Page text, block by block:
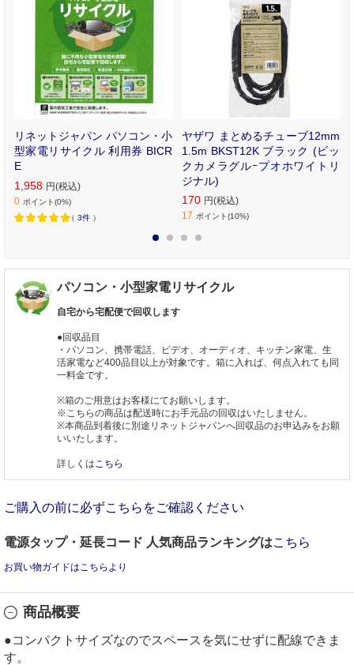
リネットジャパン パソコン・小
型家電リサイクル 利用券 BICR
E
1,958 円(税込)
0 ポイント(0%)
（ 3件 ）
ヤザワ まとめるチューブ12mm
1.5m BKST12K ブラック (ビッ
クカメラグルｰプオホワイトリ
ジナル)
170 円(税込)
17 ポイント(10%)
パソコン・小型家電リサイクル
自宅から宅配便で回収します
●回収品目
・パソコン、携帯電話、ビデオ、オーディオ、キッチン家電、生
活家電など400品目以上が対象です。箱に入れば、何点入れても同
一料金です。
※箱のご用意はお客様にてお願いします。
※こちらの商品は配送時にお手元品の回収はいたしません。
※本商品到着後に別途リネットジャパンへ回収品のお申込みをお願
いいたします。
詳しくは こちら
ご購入の前に必ずこちらをご確認ください
電源タップ・延長コード 人気商品ランキングはこちら
お買い物ガイドはこちらより
商品概要
●コンパクトサイズなのでスペースを気にせずに配線できま
す。